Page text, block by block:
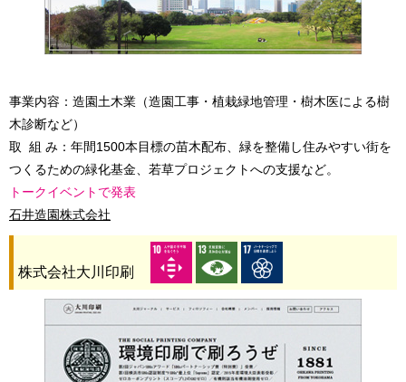
事業内容：造園土木業（造園工事・植栽緑地管理・樹木医による樹
木診断など）
取 組 み：年間1500本目標の苗木配布、緑を整備し住みやすい街を
つくるための緑化基金、若草プロジェクトへの支援など。
トークイベントで発表
石井造園株式会社
株式会社大川印刷